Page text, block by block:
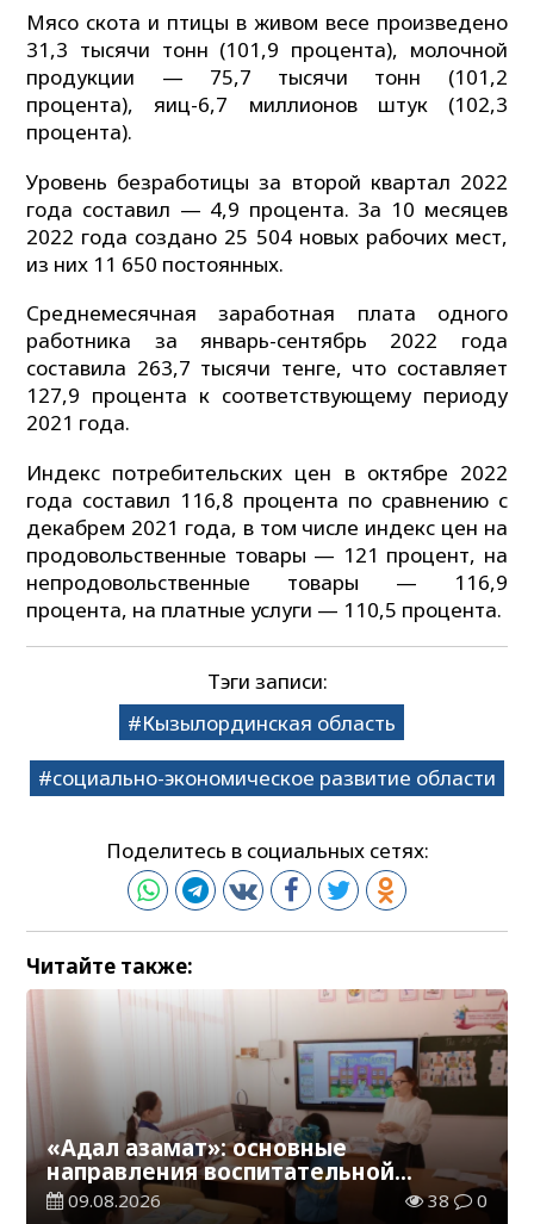
Мясо скота и птицы в живом весе произведено
31,3 тысячи тонн (101,9 процента), молочной
продукции — 75,7 тысячи тонн (101,2
процента), яиц-6,7 миллионов штук (102,3
процента).
Уровень безработицы за второй квартал 2022
года составил — 4,9 процента. За 10 месяцев
2022 года создано 25 504 новых рабочих мест,
из них 11 650 постоянных.
Среднемесячная заработная плата одного
работника за январь-сентябрь 2022 года
составила 263,7 тысячи тенге, что составляет
127,9 процента к соответствующему периоду
2021 года.
Индекс потребительских цен в октябре 2022
года составил 116,8 процента по сравнению с
декабрем 2021 года, в том числе индекс цен на
продовольственные товары — 121 процент, на
непродовольственные товары — 116,9
процента, на платные услуги — 110,5 процента.
Тэги записи:
Кызылординская область
социально-экономическое развитие области
Поделитесь в социальных сетях:
Читайте также:
«Адал азамат»: основные
направления воспитательной
работы в новом учебном году
09.08.2026 38 0